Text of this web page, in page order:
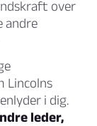
over
andre
Lincolns
i dig.
leder,